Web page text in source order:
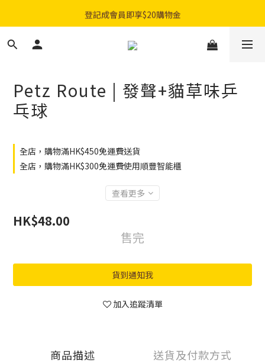
購物滿$300免費順豐智能櫃｜$450免費送貨上門
登記成會員即享$20購物金
購物滿$300免費順豐智能櫃｜$450免費送貨上門
Petz Route | 發聲+貓草味乒
乓球
全店，購物滿HK$450免運費送貨
全店，購物滿HK$300免運費使用順豐智能櫃
查看更多
HK$48.00
售完
貨到通知我
加入追蹤清單
商品描述 送貨及付款方式